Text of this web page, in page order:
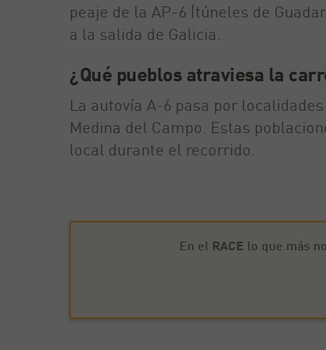
peaje de la AP-6 (túneles de
a la salida de Galicia.
¿Qué pueblos atraviesa la
La autovía A-6 pasa por
Medina del Campo. Estas
local durante el recorrido.
En el RACE lo que más